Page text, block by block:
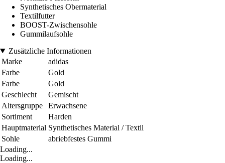
Synthetisches Obermaterial
Textilfutter
BOOST-Zwischensohle
Gummilaufsohle
Zusätzliche Informationen
Marke
adidas
Farbe
Gold
Farbe
Gold
Geschlecht
Gemischt
Altersgruppe
Erwachsene
Sortiment
Harden
Hauptmaterial Synthetisches Material / Textil
Sohle
abriebfestes Gummi
Loading...
Loading...